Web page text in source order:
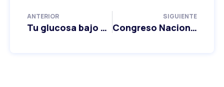
ANTERIOR
Tu glucosa bajo control: taller práctico de alimentación y diabetes
SIGUIENTE
Congreso Nacional de Diabetes en Valladolid: 25 y 26 de septiembre